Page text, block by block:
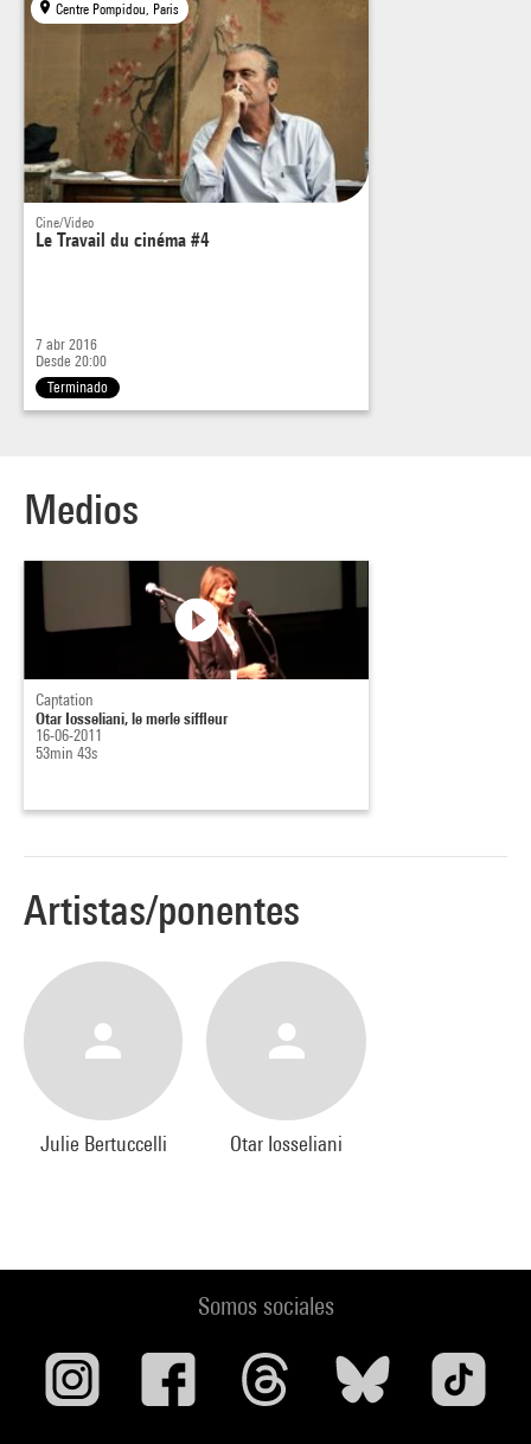
Centre Pompidou, Paris
Cine/Video
Le Travail du cinéma #4
7 abr 2016
Desde 20:00
Terminado
Medios
Captation
Otar Iosseliani, le merle siffleur
16-06-2011
53min 43s
Artistas/ponentes
Julie Bertuccelli Otar Iosseliani
Somos sociales